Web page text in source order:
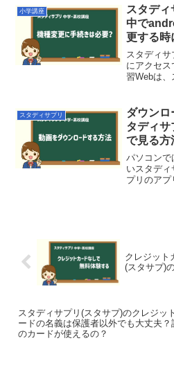
ります。
わせば、
小学講座
スタデ
中で
更する時
ゃない？
スタディ
にアクセ
習Webは、
種変更し
される」
スタディサプリ
ダウンロ
タディサ
で見る方
講座）
パソコンで
いスタデ
プリのアプ
クレジット
(スタサプ)
スタディサプリ(スタサプ)のクレジッ
ードの名義は保護者以外でも大丈夫？
のカードが使えるの？